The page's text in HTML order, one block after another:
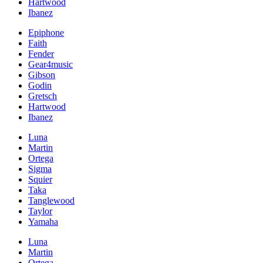
Hartwood
Ibanez
Epiphone
Faith
Fender
Gear4music
Gibson
Godin
Gretsch
Hartwood
Ibanez
Luna
Martin
Ortega
Sigma
Squier
Taka
Tanglewood
Taylor
Yamaha
Luna
Martin